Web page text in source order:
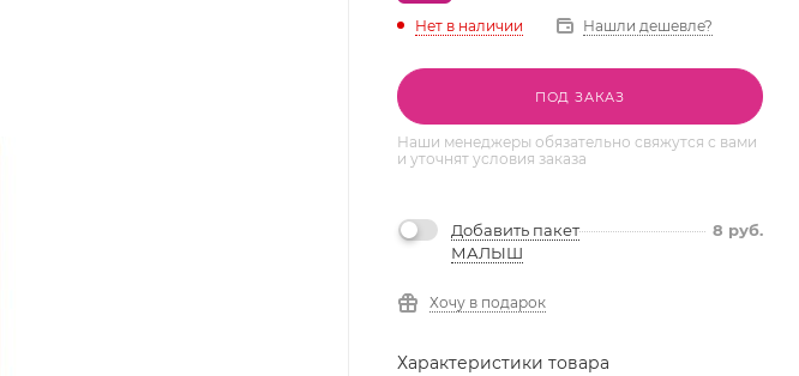
Нет в наличии
Нашли дешевле?
ПОД ЗАКАЗ
Наши менеджеры обязательно свяжутся с вами
и уточнят условия заказа
Добавить пакет
МАЛЫШ
8 руб.
Хочу в подарок
Характеристики товара